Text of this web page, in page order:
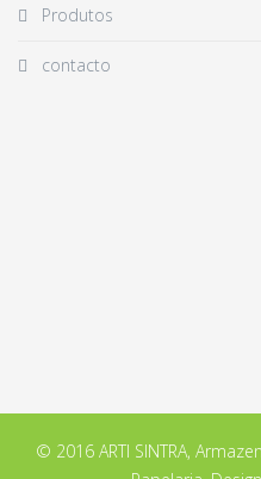
Produtos
contacto
© 2016 ARTI SINTRA,